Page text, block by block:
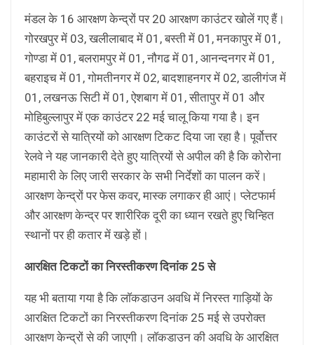
मंडल के 16 आरक्षण केन्द्रों पर 20 आरक्षण काउंटर खोलें गए हैं।
गोरखपुर में 03, खलीलाबाद में 01, बस्ती में 01, मनकापुर में 01,
गोण्डा में 01, बलरामपुर में 01, नौगढ में 01, आनन्दनगर में 01,
बहराइच में 01, गोमतीनगर में 02, बादशाहनगर में 02, डालीगंज में
01, लखनऊ सिटी में 01, ऐशबाग में 01, सीतापुर में 01 और
मोहिबुल्लापुर में एक काउंटर 22 मई चालू किया गया है। इन
काउंटरों से यात्रियों को आरक्षण टिकट दिया जा रहा है। पूर्वोत्तर
रेलवे ने यह जानकारी देते हुए यात्रियों से अपील की है कि कोरोना
महामारी के लिए जारी सरकार के सभी निर्देशों का पालन करें।
आरक्षण केन्द्रों पर फेस कवर, मास्क लगाकर ही आएं। प्लेटफार्म
और आरक्षण केन्द्र पर शारीरिक दूरी का ध्यान रखते हुए चिन्हित
स्थानों पर ही कतार में खड़े हों।
आरक्षित टिकटों का निरस्तीकरण दिनांक 25 से
यह भी बताया गया है कि लाॅकडाउन अवधि में निरस्त गाड़ियों के
आरक्षित टिकटों का निरस्तीकरण दिनांक 25 मई से उपरोक्त
आरक्षण केन्द्रों से की जाएगी। लाॅकडाउन की अवधि के आरक्षित